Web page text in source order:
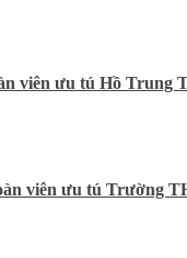
viên ưu tú Hồ Trung
viên ưu tú Trường